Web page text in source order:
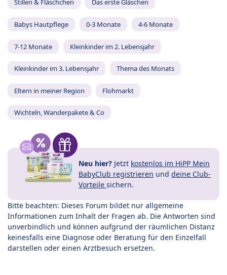
Stillen & Fläschchen Das erste Gläschen
Babys Hautpflege 0-3 Monate 4-6 Monate
7-12 Monate Kleinkinder im 2. Lebensjahr
Kleinkinder im 3. Lebensjahr Thema des Monats
Eltern in meiner Region Flohmarkt
Wichteln, Wanderpakete & Co
Neu hier? Jetzt kostenlos im HiPP Mein
BabyClub registrieren und deine Club-
Vorteile sichern.
Bitte beachten: Dieses Forum bildet nur allgemeine
Informationen zum Inhalt der Fragen ab. Die Antworten sind
unverbindlich und können aufgrund der räumlichen Distanz
keinesfalls eine Diagnose oder Beratung für den Einzelfall
darstellen oder einen Arztbesuch ersetzen.